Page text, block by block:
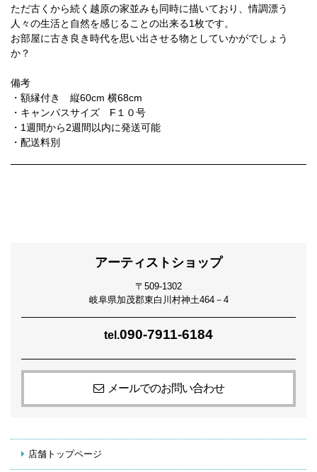
ただ古くから続く越原の家並みも同時に描いており、情調漂う
人々の生活と自然を感じることの出来る1枚です。
お部屋に古き良き時代を思い出させる物としていかがでしょう
か？
備考
・額縁付き 縦60cm 横68cm
・キャンパスサイズ F１０号
・1週間から2週間以内に発送可能
・配送料別
アーティストショップ
〒509-1302
岐阜県加茂郡東白川村神土464－4
tel.090-7911-6184
メールでのお問い合わせ
店舗トップページ